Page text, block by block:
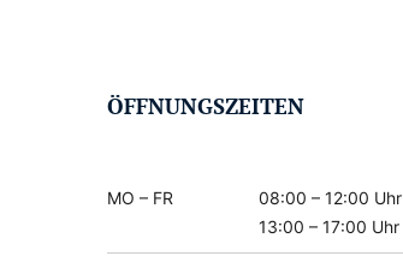
ÖFFNUNGSZEITEN
MO – FR
08:00 – 12:00 Uhr
13:00 – 17:00 Uhr